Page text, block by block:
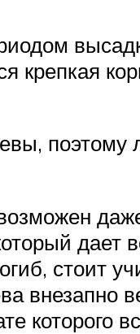
дает
стоит
внезапно
которого